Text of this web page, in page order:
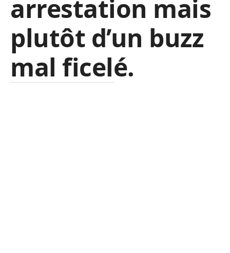
arrestation mais
plutôt d’un buzz
mal ficelé.